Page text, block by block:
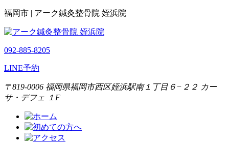
福岡市 | アーク鍼灸整骨院 姪浜院
092-885-8205
LINE予約
〒819-0006 福岡県福岡市西区姪浜駅南１丁目６−２２ カー
サ・デフェ １F